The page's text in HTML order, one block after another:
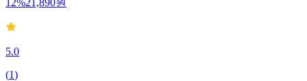
12%21,890원
5.0
(1)